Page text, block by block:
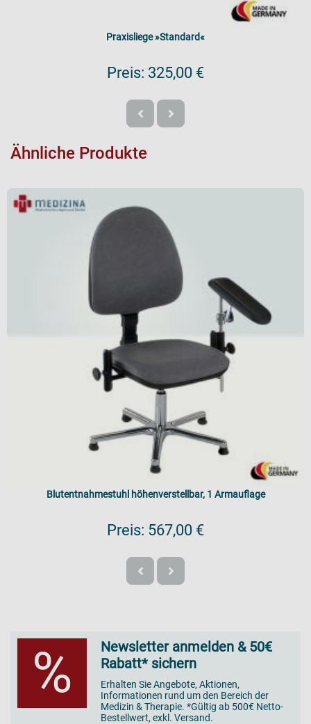
Praxisliege »Standard«
Preis: 325,00 €
Ähnliche Produkte
Blutentnahmestuhl höhenverstellbar, 1 Armauflage
Preis: 567,00 €
%
Newsletter anmelden & 50€
Rabatt* sichern
Erhalten Sie Angebote, Aktionen,
Informationen rund um den Bereich der
Medizin & Therapie. *Gültig ab 500€ Netto-
Bestellwert, exkl. Versand.